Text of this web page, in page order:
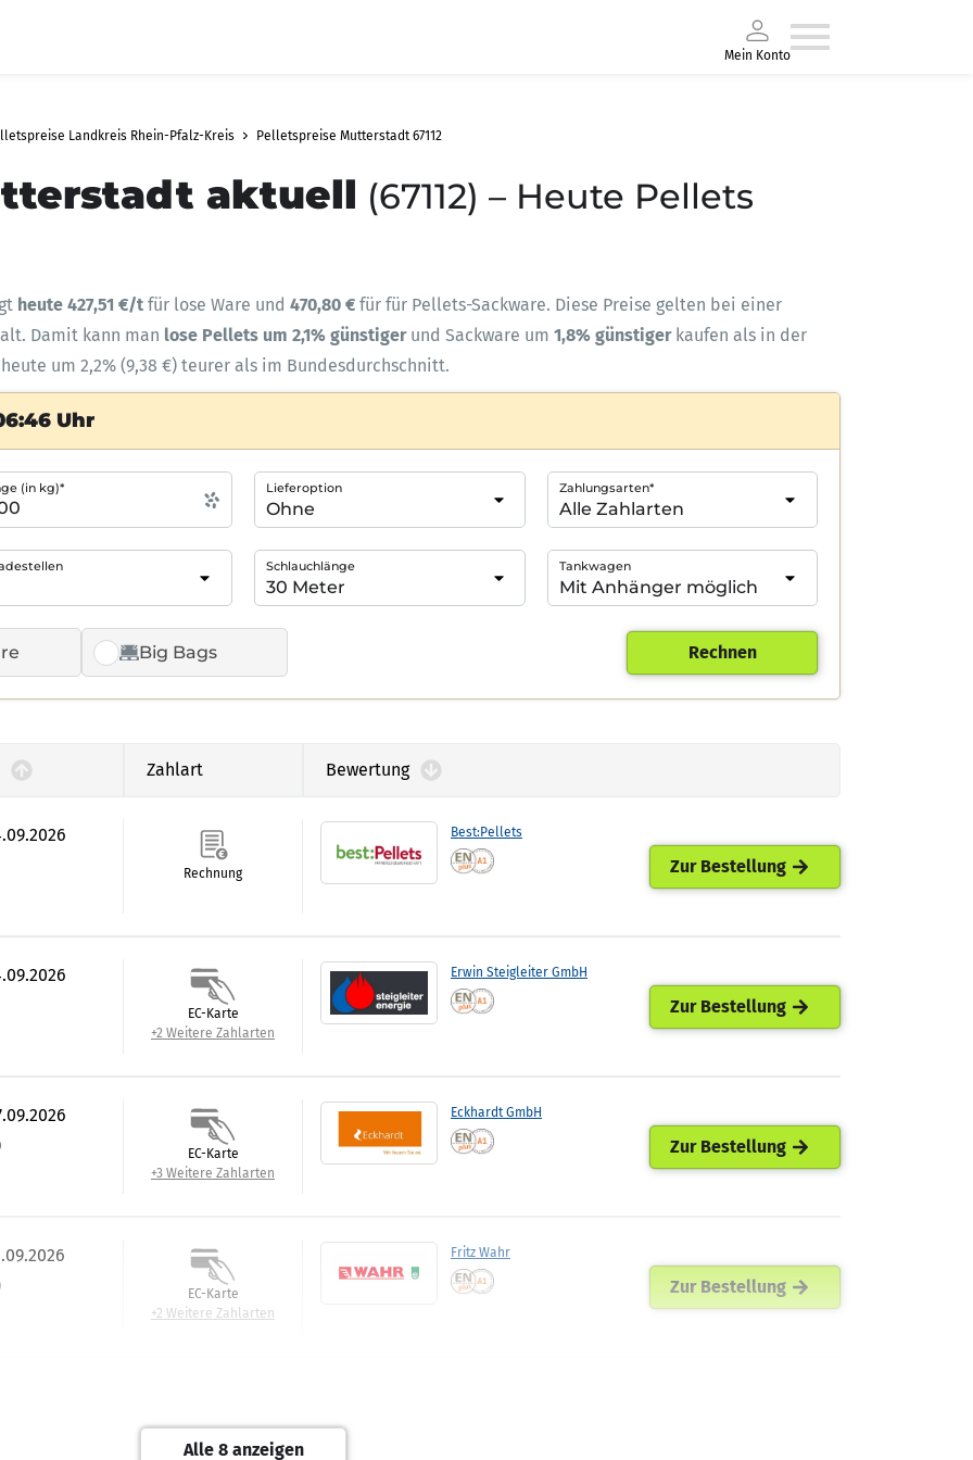
Mein Konto
Landkreis Rhein-Pfalz-Kreis Pelletspreise Mutterstadt 67112
aktuell (67112) – Heute Pellets
heute 427,51 €/t für lose Ware und 470,80 € für für Pellets-Sackware. Diese Preise gelten bei einer
Damit kann man lose Pellets um 2,1% günstiger und Sackware um 1,8% günstigerkaufen als in der
um 2,2% (9,38 €) teurer als im Bundesdurchschnitt.
Uhr
Big Bags
(in kg)* Lieferoption Zahlungsarten*
Schlauchlänge Tankwagen
Rechnen
Zahlart Bewertung
Best:Pellets
Rechnung Zur Bestellung
Erwin Steigleiter GmbH
EC-Karte
+2 Weitere Zahlarten
Zur Bestellung
Eckhardt GmbH
EC-Karte
+3 Weitere Zahlarten
Zur Bestellung
Fritz Wahr
EC-Karte
+2 Weitere Zahlarten
Zur Bestellung
+2 Weitere Zahlarten
Alle 8 anzeigen